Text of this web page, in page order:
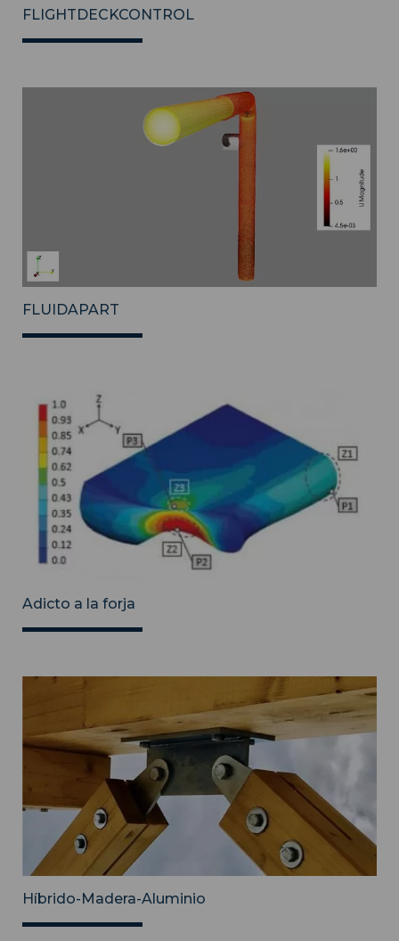
FLIGHTDECKCONTROL
FLUIDAPART
Adicto a la forja
Híbrido-Madera-Aluminio